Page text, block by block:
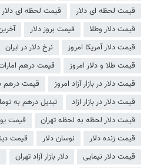
قیمت لحظه ای دلار
قیمت لحظه ای دلار
قیمت دلار وطلا
قیمت بروز دلار
قیمت دلار آمریکا امروز
نرخ دلار در ایران
قیمت طلا و دلار امروز
قیمت درهم
قیمت دلار در بازار آزاد امروز
قیمت درهم
قیمت دلار در بازار ازاد
تبدیل درهم به
قیمت دلار لحظه به لحظه تهران
قیمت
قیمت زنده دلار
نوسان دلار قیمت
قیمت دلار نیمایی
دلار بازار آزاد تهران